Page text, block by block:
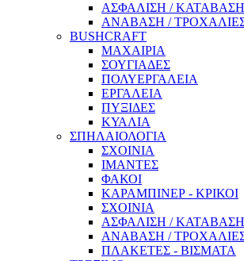
ΑΣΦΑΛΙΣΗ / ΚΑΤΑΒΑΣΗ
ΑΝΑΒΑΣΗ /
BUSHCRAFT
ΜΑΧΑΙΡΙΑ
ΣΟΥΓΙΑΔΕΣ
ΠΟΛΥΕΡΓΑΛΕΙΑ
ΕΡΓΑΛΕΙΑ
ΠΥΞΙΔΕΣ
ΚΥΑΛΙΑ
ΣΠΗΛΑΙΟΛΟΓΙΑ
ΣΧΟΙΝΙΑ
ΙΜΑΝΤΕΣ
ΦΑΚΟΙ
ΚΑΡΑΜΠΙΝΕΡ - ΚΡΙΚΟΙ
ΣΧΟΙΝΙΑ
ΑΣΦΑΛΙΣΗ / ΚΑΤΑΒΑΣΗ
ΑΝΑΒΑΣΗ /
ΠΛΑΚΕΤΕΣ - ΒΙΣΜΑΤΑ